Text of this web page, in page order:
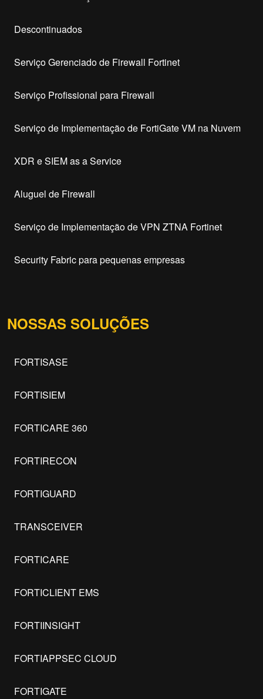
Descontinuados
Serviço Gerenciado de Firewall Fortinet
Serviço Profissional para Firewall
Serviço de Implementação de FortiGate VM na Nuvem
XDR e SIEM as a Service
Aluguel de Firewall
Serviço de Implementação de VPN ZTNA Fortinet
Security Fabric para pequenas empresas
NOSSAS SOLUÇÕES
FORTISASE
FORTISIEM
FORTICARE 360
FORTIRECON
FORTIGUARD
TRANSCEIVER
FORTICARE
FORTICLIENT EMS
FORTIINSIGHT
FORTIAPPSEC CLOUD
FORTIGATE